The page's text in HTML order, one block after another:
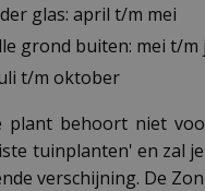
glas: april t/m mei
grond buiten: mei t/m
t/m oktober
plant behoort niet
tuinplanten' en zal
verschijning. De